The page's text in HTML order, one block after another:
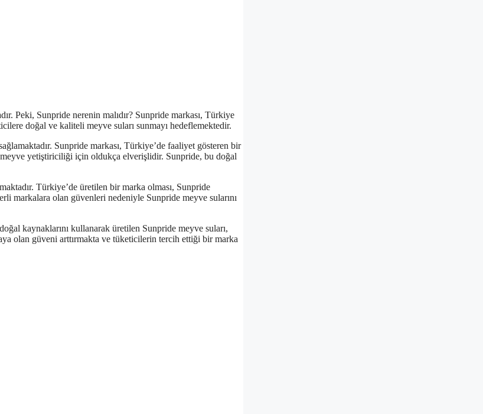
Peki, Sunpride nerenin malıdır? Sunpride markası, Türkiye
doğal ve kaliteli meyve suları sunmayı hedeflemektedir.
Sunpride markası, Türkiye’de faaliyet gösteren bir
yetiştiriciliği için oldukça elverişlidir. Sunpride, bu doğal
Türkiye’de üretilen bir marka olması, Sunpride
olan güvenleri nedeniyle Sunpride meyve sularını
kaynaklarını kullanarak üretilen Sunpride meyve suları,
olan güveni arttırmakta ve tüketicilerin tercih ettiği bir marka